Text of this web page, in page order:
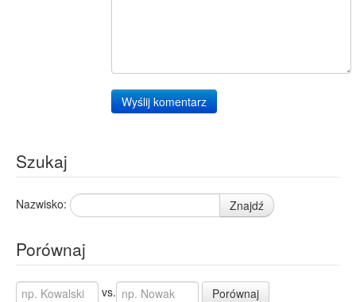
Wyślij komentarz
Szukaj
Nazwisko: Znajdź
Porównaj
vs. Porównaj